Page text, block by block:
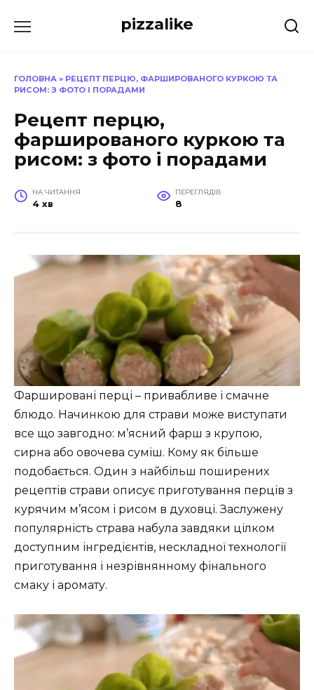
до
pizzalike
ГОЛОВНА » РЕЦЕПТ ПЕРЦЮ, ФАРШИРОВАНОГО КУРКОЮ ТА
РИСОМ: З ФОТО І ПОРАДАМИ
Рецепт перцю,
фаршированого куркою та
рисом: з фото і порадами
НА ЧИТАННЯ
4 хв
ПЕРЕГЛЯДІВ
8
Фаршировані перці – привабливе і смачне
блюдо. Начинкою для страви може виступати
все що завгодно: м’ясний фарш з крупою,
сирна або овочева суміш. Кому як більше
подобається. Один з найбільш поширених
рецептів страви описує приготування перців з
курячим м’ясом і рисом в духовці. Заслужену
популярність страва набула завдяки цілком
доступним інгредієнтів, нескладної технології
приготування і незрівнянному фінального
смаку і аромату.